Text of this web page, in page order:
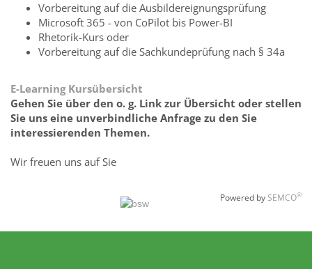
Vorbereitung auf die Ausbildereignungsprüfung
Microsoft 365 - von CoPilot bis Power-BI
Rhetorik-Kurs oder
Vorbereitung auf die Sachkundeprüfung nach § 34a
E-Learning Kursübersicht
Gehen Sie über den o. g. Link zur Übersicht oder stellen
Sie uns eine unverbindliche Anfrage zu den Sie
interessierenden Themen.
Wir freuen uns auf Sie
Powered bySEMCO®